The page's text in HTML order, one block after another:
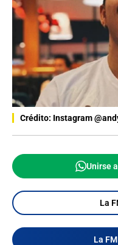
Crédito: Instagram
Unirse
La
La